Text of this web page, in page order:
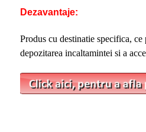
Dezavantaje:
Produs cu destinatie specifica,
depozitarea incaltamintei si a